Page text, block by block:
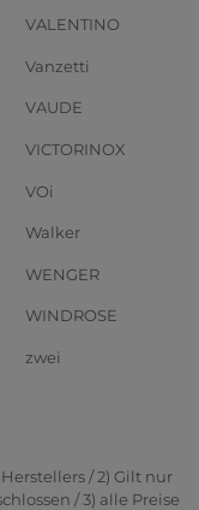
VALENTINO
Vanzetti
VAUDE
VICTORINOX
VOi
Walker
WENGER
WINDROSE
zwei
/ 2) Gilt nur
/ 3) alle Preise